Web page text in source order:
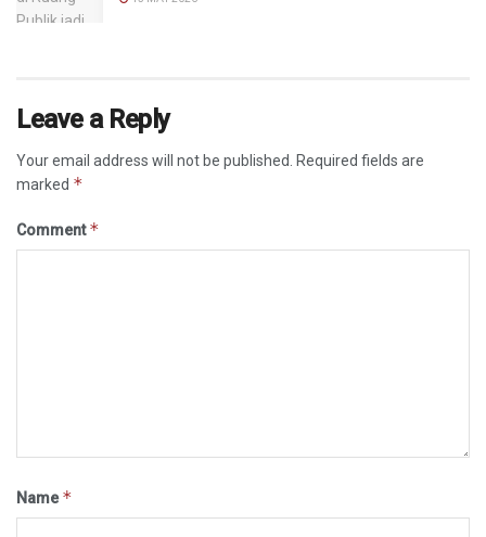
Leave a Reply
Your email address will not be published.
Required fields are
marked *
Comment*
Name*